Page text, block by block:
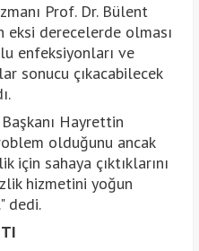
Prof. Dr. Bülent
eksi derecelerde olması
enfeksiyonları ve
sonucu çıkacabilecek
Hayrettin
olduğunu ancak
için sahaya çıktıklarını
hizmetini yoğun
dedi.